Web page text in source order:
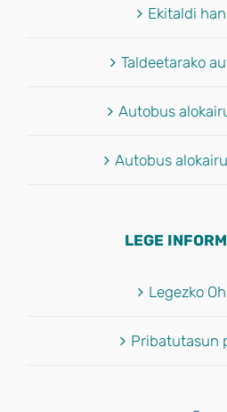
Ekitaldi
Taldeetarako
Autobus
Autobus
LEGE
Legezko
Pribatutasun